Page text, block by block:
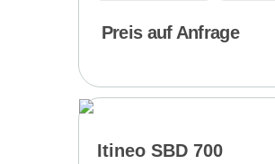
Preis auf Anfrage
Itineo SBD 700